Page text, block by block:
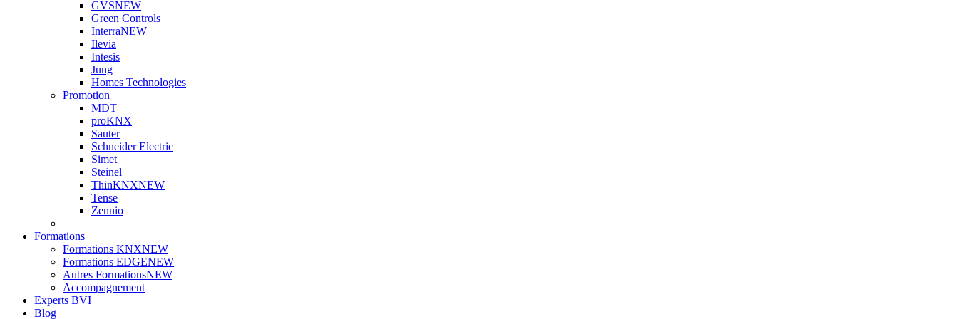
GVSNEW
Green Controls
InterraNEW
Ilevia
Intesis
Jung
Homes Technologies
Promotion
MDT
proKNX
Sauter
Schneider Electric
Simet
Steinel
ThinKNXNEW
Tense
Zennio
Formations
Formations KNXNEW
Formations EDGENEW
Autres FormationsNEW
Accompagnement
Experts BVI
Blog